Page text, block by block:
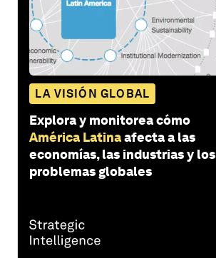
LA VISIÓN GLOBAL
Explora y monitorea cómo
América Latinaafecta a las
economías, las industrias y los
problemas globales